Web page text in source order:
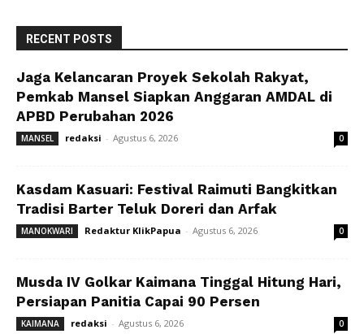
RECENT POSTS
Jaga Kelancaran Proyek Sekolah Rakyat,
Pemkab Mansel Siapkan Anggaran AMDAL di
APBD Perubahan 2026
MANSEL redaksi - Agustus 6, 2026 0
Kasdam Kasuari: Festival Raimuti Bangkitkan
Tradisi Barter Teluk Doreri dan Arfak
MANOKWARI Redaktur KlikPapua - Agustus 6, 2026 0
Musda IV Golkar Kaimana Tinggal Hitung Hari,
Persiapan Panitia Capai 90 Persen
KAIMANA redaksi - Agustus 6, 2026 0